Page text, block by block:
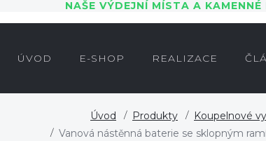
NAŠE VÝDEJNÍ MÍSTA A KAMENNÉ
ÚVOD E-SHOP REALIZACE
Úvod Produkty Koupelnové
Vanová nástěnná baterie se sklopným